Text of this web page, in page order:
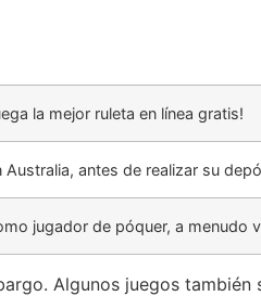
la mejor ruleta en línea gratis!
Australia, antes de realizar su
jugador de póquer, a menudo
Algunos juegos